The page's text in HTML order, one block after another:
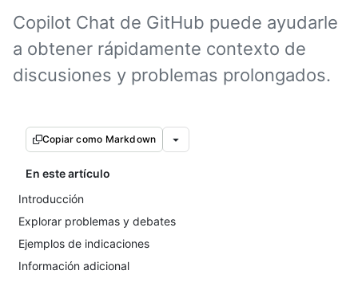
Copilot Chat de GitHub puede ayudarle
a obtener rápidamente contexto de
discusiones y problemas prolongados.
Copiar como Markdown
En este artículo
Introducción
Explorar problemas y debates
Ejemplos de indicaciones
Información adicional